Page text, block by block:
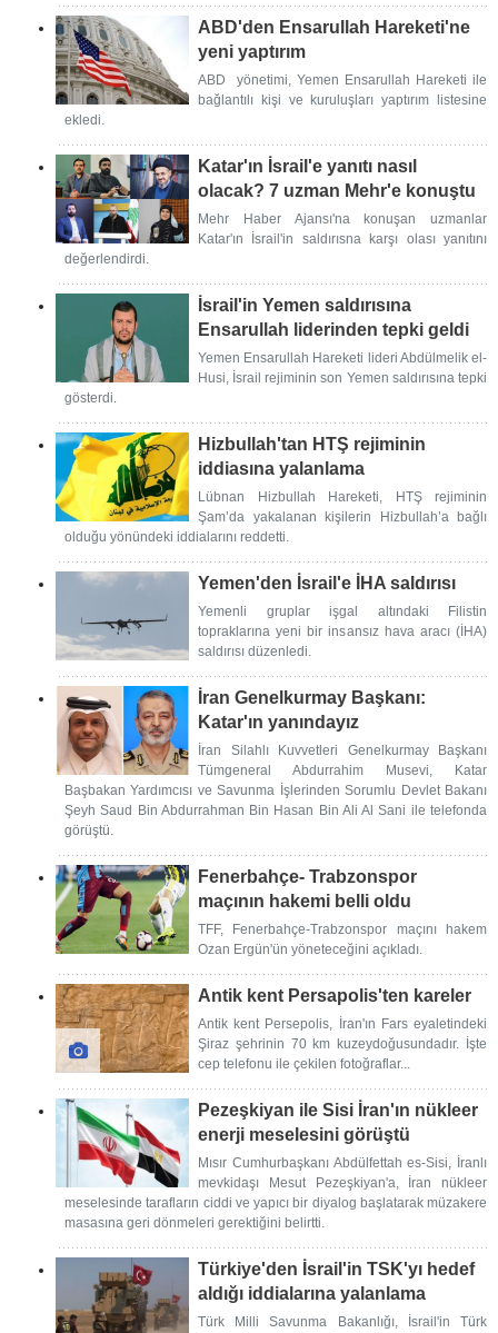
ABD'den Ensarullah Hareketi'ne
yeni yaptırım
ABD yönetimi, Yemen Ensarullah Hareketi ile
bağlantılı kişi ve kuruluşları yaptırım listesine
ekledi.
Katar'ın İsrail'e yanıtı nasıl
olacak? 7 uzman Mehr'e konuştu
Mehr Haber Ajansı'na konuşan uzmanlar
Katar'ın İsrail'in saldırısna karşı olası yanıtını
değerlendirdi.
İsrail'in Yemen saldırısına
Ensarullah liderinden tepki geldi
Yemen Ensarullah Hareketi lideri Abdülmelik el-
Husi, İsrail rejiminin son Yemen saldırısına tepki
gösterdi.
Hizbullah'tan HTŞ rejiminin
iddiasına yalanlama
Lübnan Hizbullah Hareketi, HTŞ rejiminin
Şam’da yakalanan kişilerin Hizbullah’a bağlı
olduğu yönündeki iddialarını reddetti.
Yemen'den İsrail'e İHA saldırısı
Yemenli gruplar işgal altındaki Filistin
topraklarına yeni bir insansız hava aracı (İHA)
saldırısı düzenledi.
İran Genelkurmay Başkanı:
Katar'ın yanındayız
İran Silahlı Kuvvetleri Genelkurmay Başkanı
Tümgeneral Abdurrahim Musevi, Katar
Başbakan Yardımcısı ve Savunma İşlerinden Sorumlu Devlet Bakanı
Şeyh Saud Bin Abdurrahman Bin Hasan Bin Ali Al Sani ile telefonda
görüştü.
Fenerbahçe- Trabzonspor
maçının hakemi belli oldu
TFF, Fenerbahçe-Trabzonspor maçını hakem
Ozan Ergün'ün yöneteceğini açıkladı.
Antik kent Persapolis'ten kareler
Antik kent Persepolis, İran'ın Fars eyaletindeki
Şiraz şehrinin 70 km kuzeydoğusundadır. İşte
cep telefonu ile çekilen fotoğraflar...
Pezeşkiyan ile Sisi İran'ın nükleer
enerji meselesini görüştü
Mısır Cumhurbaşkanı Abdülfettah es-Sisi, İranlı
mevkidaşı Mesut Pezeşkiyan'a, İran nükleer
meselesinde tarafların ciddi ve yapıcı bir diyalog başlatarak müzakere
masasına geri dönmeleri gerektiğini belirtti.
Türkiye'den İsrail'in TSK'yı hedef
aldığı iddialarına yalanlama
Türk Milli Savunma Bakanlığı, İsrail'in Türk